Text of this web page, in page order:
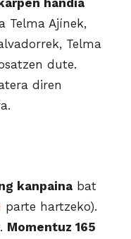
handia
Telma Ajínek,
Telma
dute.
diren
kanpaina bat
parte hartzeko).
Momentuz 165